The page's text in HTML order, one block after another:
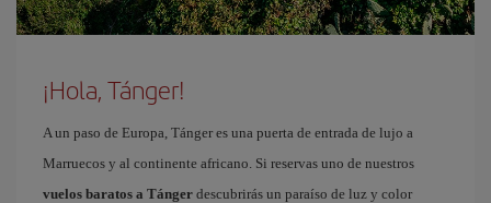
¡Hola, Tánger!
A un paso de Europa, Tánger es una puerta de entrada de lujo a
Marruecos y al continente africano. Si reservas uno de nuestros
vuelos baratos a Tánger descubrirás un paraíso de luz y color